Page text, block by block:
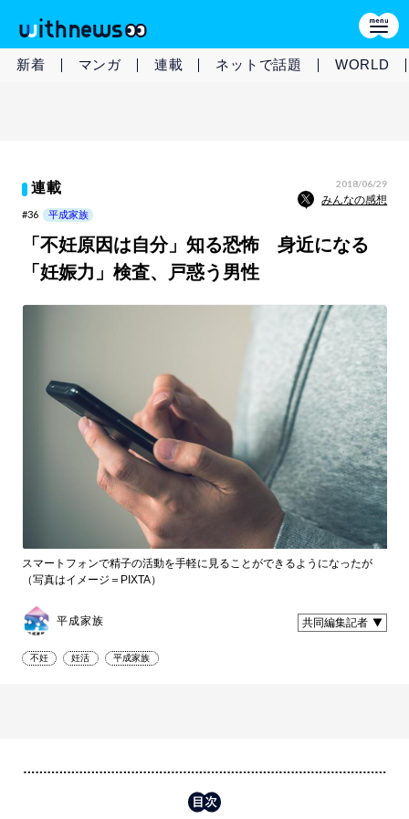
新着 マンガ 連載 ネットで話題 WORLD
連載 2018/06/29
みんなの感想
#36 平成家族
「不妊原因は自分」知る恐怖 身近になる
「妊娠力」検査、戸惑う男性
スマートフォンで精子の活動を手軽に見ることができるようになったが
（写真はイメージ＝PIXTA）
平成家族 共同編集記者
不妊 妊活 平成家族